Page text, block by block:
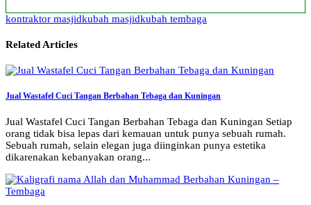
kontraktor masjidkubah masjidkubah tembaga
Related Articles
Jual Wastafel Cuci Tangan Berbahan Tebaga dan Kuningan
Jual Wastafel Cuci Tangan Berbahan Tebaga dan Kuningan Setiap
orang tidak bisa lepas dari kemauan untuk punya sebuah rumah.
Sebuah rumah, selain elegan juga diinginkan punya estetika
dikarenakan kebanyakan orang...